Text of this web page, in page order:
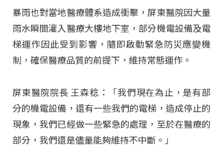
暴雨也對當地醫療體系造成衝擊，屏東醫院因大量
雨水瞬間灌入醫療大樓地下室，部分機電設備及電
梯運作因此受到影響，隨即啟動緊急防災應變機
制，確保醫療品質的前提下，維持常態運作 。
屏東醫院院長 王森稔：「我們現在為止，是有部
分的機電設備，還有一些我們的電梯，造成停止的
現象，我們已經做一些緊急的處理，至於在醫療的
部分，我們還是儘量能夠維持不中斷 。」